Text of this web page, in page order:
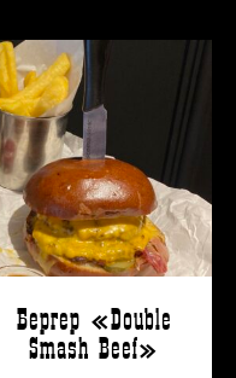
Бергер «Double
Smash Beef»